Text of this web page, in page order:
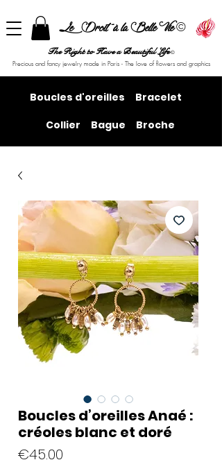
Le Droit à la Belle Vie©
The Right to Have a Beautiful Life©
Precious and fancy jewelry made in Paris - The love of flowers and graphics
Boucles d'oreilles
Bracelet
Collier
Bague Broche
Boucles d’oreilles Anaé :
créoles blanc et doré
€45.00